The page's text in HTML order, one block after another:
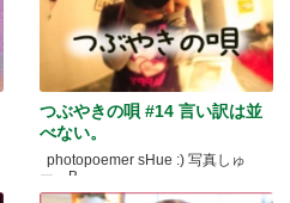
つぶやきの唄 #14 言い訳は並
べない。
photopoemer sHue :) 写真しゅ
ー。B.....